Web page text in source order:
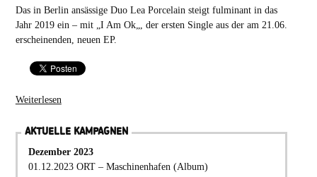
Das in Berlin ansässige Duo Lea Porcelain steigt fulminant in das
Jahr 2019 ein – mit „I Am Ok„, der ersten Single aus der am 21.06.
erscheinenden, neuen EP.
Weiterlesen
AKTUELLE KAMPAGNEN
Dezember 2023
01.12.2023 ORT – Maschinenhafen (Album)